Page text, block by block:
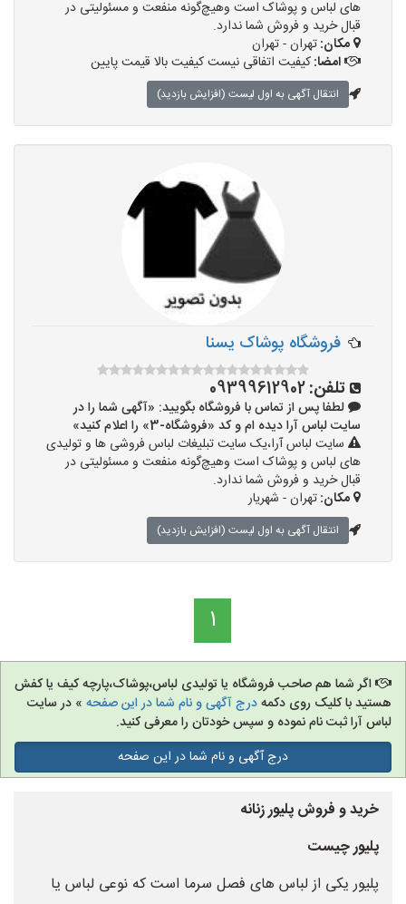
های لباس و پوشاک است وهیچ‌گونه منفعت و مسئولیتی در
قبال خرید و فروش شما ندارد.
مکان:تهران - تهران
امضا:کیفیت اتفاقی نیست کیفیت بالا قیمت پایین
انتقال آگهی به اول لیست (افزایش بازدید)
فروشگاه پوشاک یسنا
تلفن:09399612902
لطفا پس از تماس با فروشگاه بگویید: «آگهی شما را در
سایت لباس آرا دیده ام و کد «فروشگاه-3» را اعلام کنید»
سایت لباس آرا،یک سایت تبلیغات لباس فروشی ها و تولیدی
های لباس و پوشاک است وهیچ‌گونه منفعت و مسئولیتی در
قبال خرید و فروش شما ندارد.
مکان:تهران - شهریار
انتقال آگهی به اول لیست (افزایش بازدید)
1
اگر شما هم صاحب فروشگاه یا تولیدی لباس،پوشاک،پارچه کیف یا کفش
هستید با کلیک روی دکمهدرج آگهی و نام شما در این صفحه » در سایت
لباس آرا ثبت نام نموده و سپس خودتان را معرفی کنید.
درج آگهی و نام شما در این صفحه
خرید و فروش پلیور زنانه
پلیور چیست
پلیور یکی از لباس های فصل سرما است که نوعی لباس یا